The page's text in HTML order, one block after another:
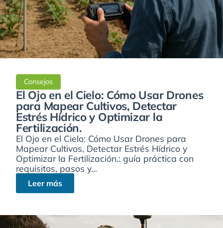
Consejos
El Ojo en el Cielo: Cómo Usar Drones
para Mapear Cultivos, Detectar
Estrés Hídrico y Optimizar la
Fertilización.
El Ojo en el Cielo: Cómo Usar Drones para
Mapear Cultivos, Detectar Estrés Hídrico y
Optimizar la Fertilización.: guía práctica con
requisitos, pasos y...
Leer más